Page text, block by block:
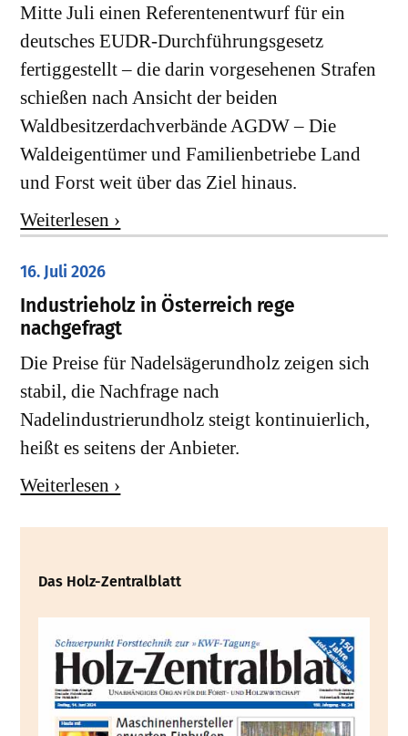
Mitte Juli einen Referentenentwurf für ein
deutsches EUDR-Durchführungsgesetz
fertiggestellt – die darin vorgesehenen Strafen
schießen nach Ansicht der beiden
Waldbesitzerdachverbände AGDW – Die
Waldeigentümer und Familienbetriebe Land
und Forst weit über das Ziel hinaus.
Weiterlesen ›
16. Juli 2026
Industrieholz in Österreich rege
nachgefragt
Die Preise für Nadelsägerundholz zeigen sich
stabil, die Nachfrage nach
Nadelindustrierundholz steigt kontinuierlich,
heißt es seitens der Anbieter.
Weiterlesen ›
Das Holz-Zentralblatt